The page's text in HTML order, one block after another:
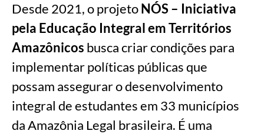
Desde 2021, o projetoNÓS – Iniciativa
pela Educação Integral em Territórios
Amazônicos busca criar condições para
implementar políticas públicas que
possam assegurar o desenvolvimento
integral de estudantes em 33 municípios
da Amazônia Legal brasileira. É uma